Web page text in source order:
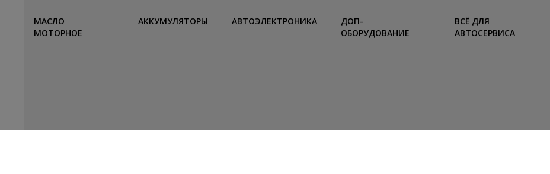
МАСЛО
МОТОРНОЕ
АККУМУЛЯТОРЫ АВТОЭЛЕКТРОНИКА
ДОП-
ОБОРУДОВАНИЕ
ВСЁ ДЛЯ
АВТОСЕРВИСА